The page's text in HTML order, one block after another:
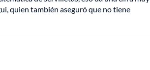
quien también aseguró que no tiene